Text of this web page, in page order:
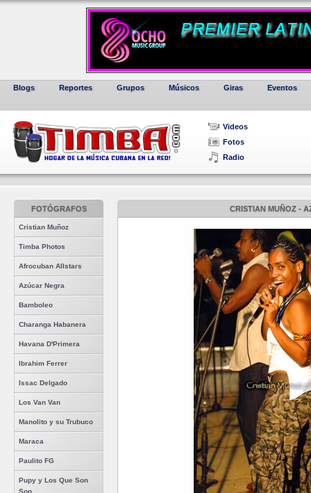
Blogs Reportes Grupos Músicos Giras Eventos
Videos
Fotos
Radio
FOTÓGRAFOS
Cristian Muñoz
Timba Photos
Afrocuban Allstars
Azúcar Negra
Bamboleo
Charanga Habanera
Havana D'Primera
Ibrahim Ferrer
Issac Delgado
Los Van Van
Manolito y su Trubuco
Maraca
Paulito FG
Pupy y Los Que Son
Son
CRISTIAN MUÑOZ -